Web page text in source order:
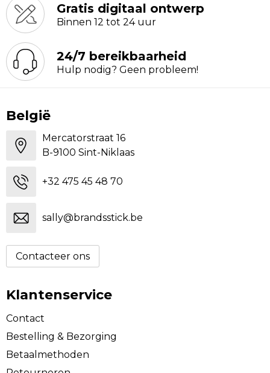
Gratis digitaal ontwerp
Binnen 12 tot 24 uur
24/7 bereikbaarheid
Hulp nodig? Geen probleem!
België
Mercatorstraat 16
B-9100 Sint-Niklaas
+32 475 45 48 70
sally@brandsstick.be
Contacteer ons
Klantenservice
Contact
Bestelling & Bezorging
Betaalmethoden